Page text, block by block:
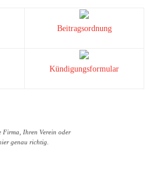
Beitragsordnung
Kündigungsformular
Firma, Ihren Verein oder
genau richtig.